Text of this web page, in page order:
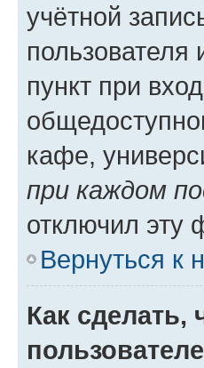
учётной
пункт при
кафе,
при каждом
отключил эту
Вернуться к
Как сделать,